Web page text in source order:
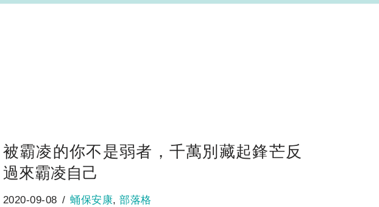
被霸凌的你不是弱者，千萬別藏起鋒芒反
過來霸凌自己
2020-09-08 蛹保安康,部落格